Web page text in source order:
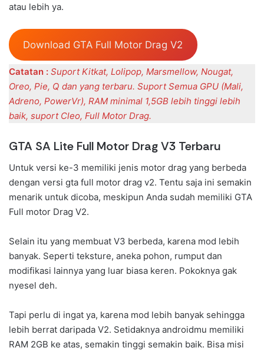
atau lebih ya.
Download GTA Full Motor Drag V2
Catatan : Suport Kitkat, Lolipop, Marsmellow, Nougat,
Oreo, Pie, Q dan yang terbaru. Suport Semua GPU (Mali,
Adreno, PowerVr), RAM minimal 1,5GB lebih tinggi lebih
baik, suport Cleo, Full Motor Drag.
GTA SA Lite Full Motor Drag V3 Terbaru
Untuk versi ke-3 memiliki jenis motor drag yang berbeda
dengan versi gta full motor drag v2. Tentu saja ini semakin
menarik untuk dicoba, meskipun Anda sudah memiliki GTA
Full motor Drag V2.
Selain itu yang membuat V3 berbeda, karena mod lebih
banyak. Seperti teksture, aneka pohon, rumput dan
modifikasi lainnya yang luar biasa keren. Pokoknya gak
nyesel deh.
Tapi perlu di ingat ya, karena mod lebih banyak sehingga
lebih berrat daripada V2. Setidaknya androidmu memiliki
RAM 2GB ke atas, semakin tinggi semakin baik. Bisa misi